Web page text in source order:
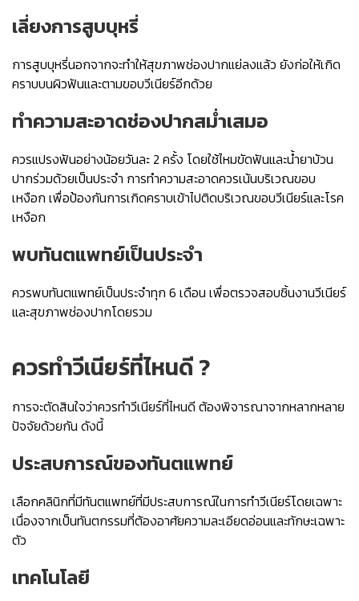
เลี่ยงการสูบบุหรี่
การสูบบุหรี่นอกจากจะทำให้สุขภาพช่องปากแย่ลงแล้ว ยังก่อให้เกิด
คราบบนผิวฟันและตามขอบวีเนียร์อีกด้วย
ทำความสะอาดช่องปากสม่ำเสมอ
ควรแปรงฟันอย่างน้อยวันละ 2 ครั้ง โดยใช้ไหมขัดฟันและน้ำยาบ้วน
ปากร่วมด้วยเป็นประจำ การทำความสะอาดควรเน้นบริเวณขอบ
เหงือก เพื่อป้องกันการเกิดคราบเข้าไปติดบริเวณขอบวีเนียร์และโรค
เหงือก
พบทันตแพทย์เป็นประจำ
ควรพบทันตแพทย์เป็นประจำทุก 6 เดือน เพื่อตรวจสอบชิ้นงานวีเนียร์
และสุขภาพช่องปากโดยรวม
ควรทำวีเนียร์ที่ไหนดี?
การจะตัดสินใจว่าควรทำวีเนียร์ที่ไหนดี ต้องพิจารณาจากหลากหลาย
ปัจจัยด้วยกัน ดังนี้
ประสบการณ์ของทันตแพทย์
เลือกคลินิกที่มีทันตแพทย์ที่มีประสบการณ์ในการทำวีเนียร์โดยเฉพาะ
เนื่องจากเป็นทันตกรรมที่ต้องอาศัยความละเอียดอ่อนและทักษะเฉพาะ
ตัว
เทคโนโลยี